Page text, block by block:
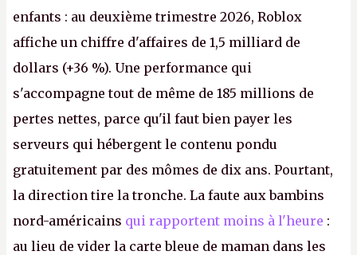
enfants : au deuxième trimestre 2026, Roblox
affiche un chiffre d'affaires de 1,5 milliard de
dollars (+36 %). Une performance qui
s'accompagne tout de même de 185 millions de
pertes nettes, parce qu'il faut bien payer les
serveurs qui hébergent le contenu pondu
gratuitement par des mômes de dix ans. Pourtant,
la direction tire la tronche. La faute aux bambins
nord-américains qui rapportent moins à l'heure :
au lieu de vider la carte bleue de maman dans les